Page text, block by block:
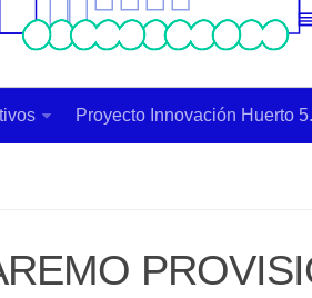
Proyecto Innovación Huerto